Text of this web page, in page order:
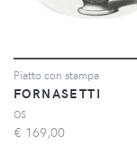
Piatto con stampa
FORNASETTI
OS
€ 169,00